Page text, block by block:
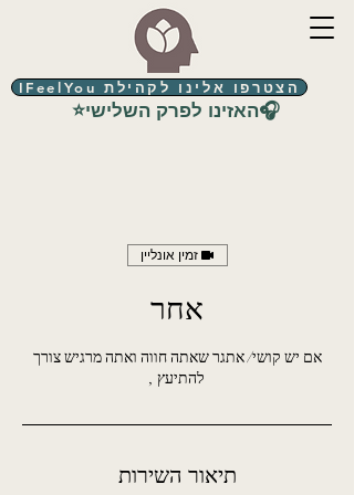
הצטרפו אלינו לקהילת IFeelYou
⭐האזינו לפרק השלישי🎧
זמין אונליין
אחר
אם יש קושי/ אתגר שאתה חווה ואתה מרגיש צורך
להתיעץ ,
תיאור השירות